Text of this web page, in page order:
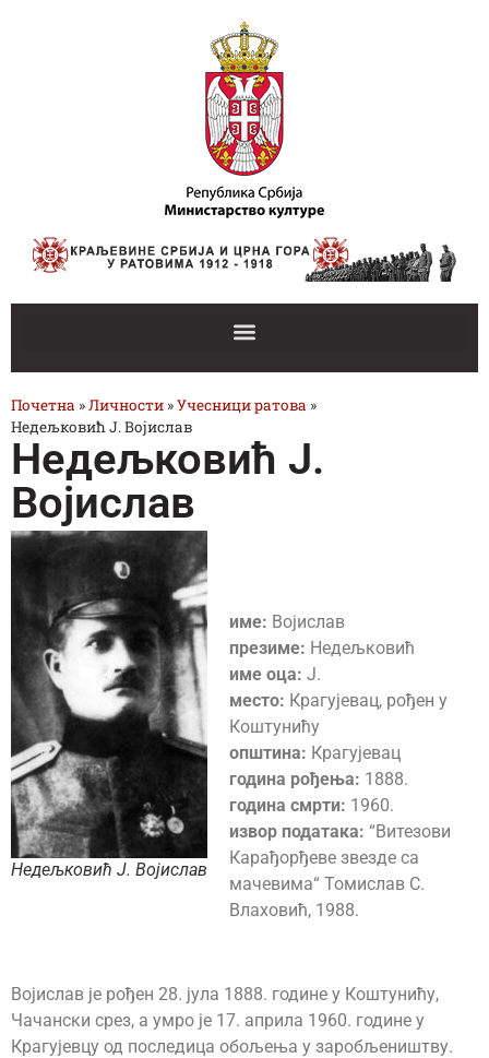
Почетна »Личности »Учесници ратова »
Недељковић Ј. Војислав
Недељковић Ј.
Војислав
Недељковић Ј. Војислав
име: Војислав
презиме: Недељковић
име оца: Ј.
место: Крагујевац, рођен у
Коштунићу
општина: Крагујевац
година рођења: 1888.
година смрти: 1960.
извор података: “Витезови
Карађорђеве звезде са
мачевима“ Томислав С.
Влаховић, 1988.
Војислав је рођен 28. јула 1888. године у Коштунићу,
Чачански срез, а умро је 17. априла 1960. године у
Крагујевцу од последица обољења у заробљеништву.